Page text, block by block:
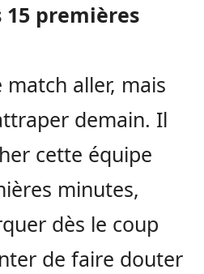
15 premières
aller, mais
demain. Il
cette équipe
minutes,
dès le coup
de faire douter